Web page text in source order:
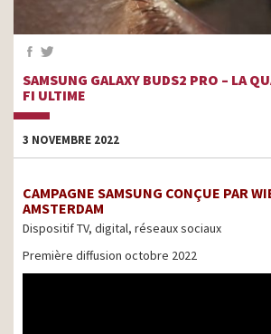
SAMSUNG GALAXY BUDS2 PRO – LA
FI ULTIME
3 NOVEMBRE 2022
CAMPAGNE SAMSUNG CONÇUE PAR
AMSTERDAM
Dispositif TV, digital, réseaux sociaux
Première diffusion octobre 2022